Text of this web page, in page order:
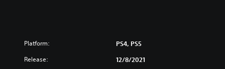
Platform: PS4, PS5
Release: 12/8/2021